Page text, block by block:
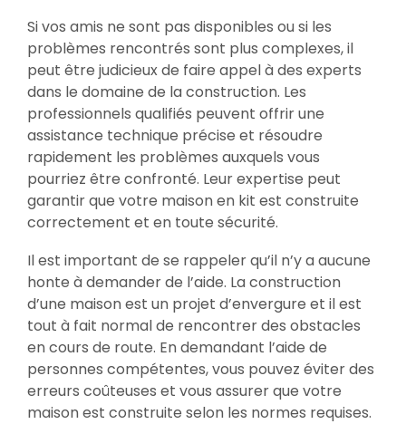
Si vos amis ne sont pas disponibles ou si les
problèmes rencontrés sont plus complexes, il
peut être judicieux de faire appel à des experts
dans le domaine de la construction. Les
professionnels qualifiés peuvent offrir une
assistance technique précise et résoudre
rapidement les problèmes auxquels vous
pourriez être confronté. Leur expertise peut
garantir que votre maison en kit est construite
correctement et en toute sécurité.
Il est important de se rappeler qu’il n’y a aucune
honte à demander de l’aide. La construction
d’une maison est un projet d’envergure et il est
tout à fait normal de rencontrer des obstacles
en cours de route. En demandant l’aide de
personnes compétentes, vous pouvez éviter des
erreurs coûteuses et vous assurer que votre
maison est construite selon les normes requises.